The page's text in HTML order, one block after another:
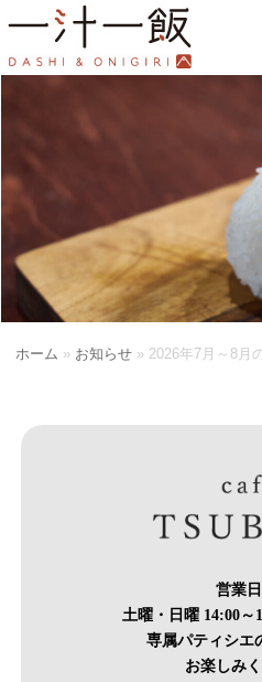
ホーム » お知らせ » 2026年7月～8月
営業
土曜・日曜 14:00～
専属パティシエ
お楽しみ